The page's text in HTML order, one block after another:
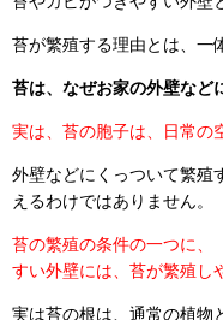
苔が繁殖する理由とは、一
苔は、なぜお家の外壁など
実は、苔の胞子は、日常の
外壁などにくっついて繁殖
えるわけではありません。
苔の繁殖の条件の一つに、
すい外壁には、苔が繁殖し
実は苔の根は、通常の植物